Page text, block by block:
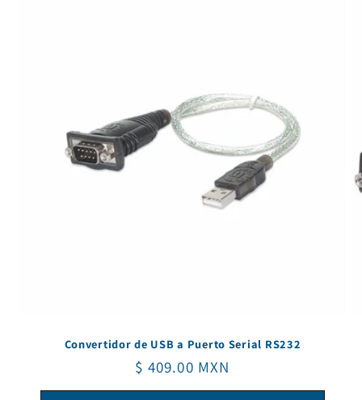
Convertidor de USB a Puerto Serial RS232
Precio
habitual
$ 409.00 MXN